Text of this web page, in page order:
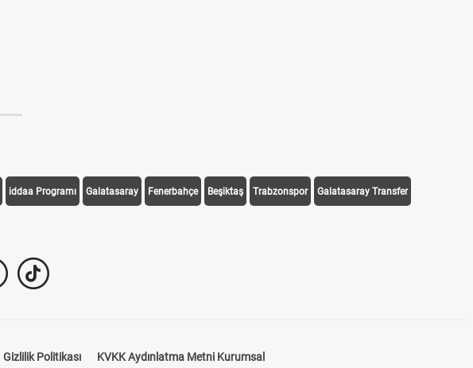
iddaa Programı Galatasaray Fenerbahçe Beşiktaş Trabzonspor Galatasaray Transfer
Gizlilik Politikası KVKK Aydınlatma Metni Kurumsal